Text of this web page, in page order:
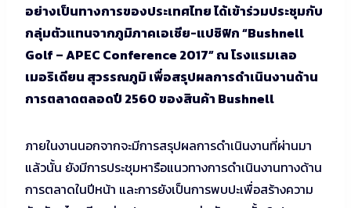
อย่างเป็นทางการของประเทศไทย ได้เข้าร่วมประชุมกับ
กลุ่มตัวแทนจากภูมิภาคเอเชีย-แปซิฟิก “Bushnell
Golf – APEC Conference 2017” ณ โรงแรมเลอ
เมอริเดียน สุวรรณภูมิ เพื่อสรุปผลการดําเนินงานด้าน
การตลาดตลอดปี 2560 ของสินค้า Bushnell
ภายในงานนอกจากจะมีการสรุปผลการดำเนินงานที่ผ่านมา
แล้วนั้น ยังมีการประชุมหารือแนวทางการดำเนินงานทางด้าน
การตลาดในปีหน้า และการยังเป็นการพบปะเพื่อสร้างความ